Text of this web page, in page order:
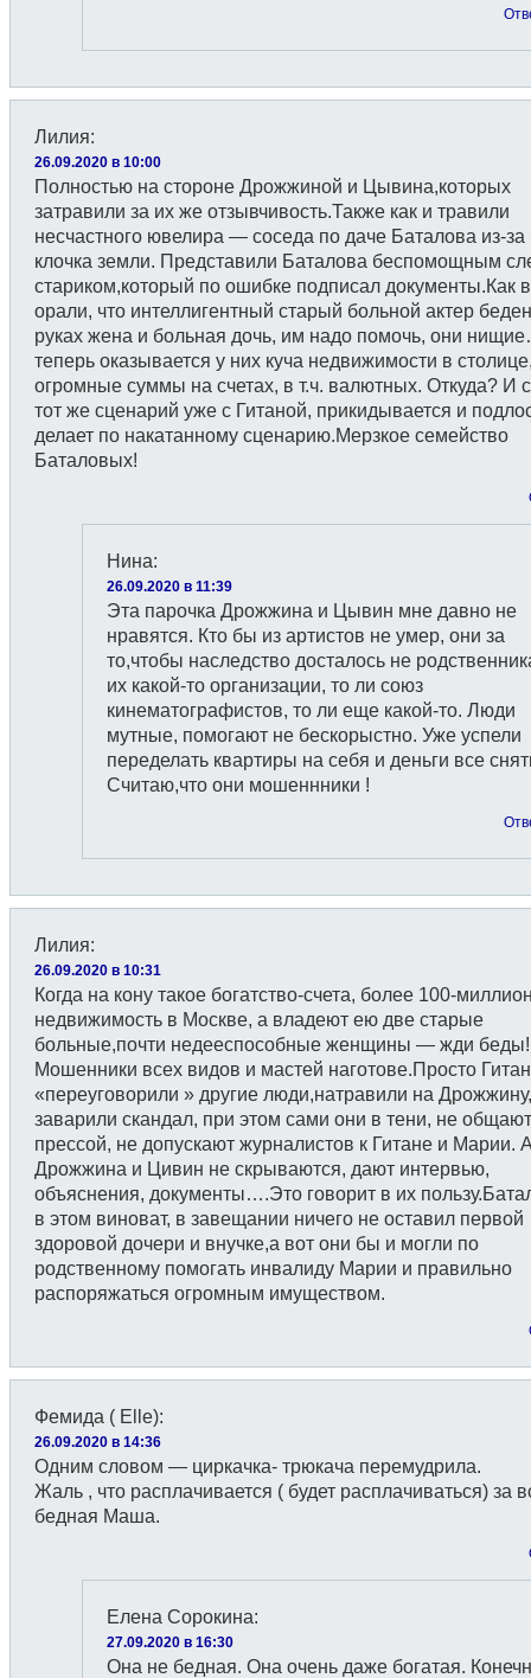
Лилия:
26.09.2020 в 10:00
Полностью на стороне Дрожжиной и Цывина,которых
затравили за их же отзывчивость.Также как и травили
несчастного ювелира — соседа по даче Баталова из-за
клочка земли. Представили Баталова беспомощным
стариком,который по ошибке подписал документы.Как
орали, что интеллигентный старый больной актер
руках жена и больная дочь, им надо помочь, они
теперь оказывается у них куча недвижимости в
огромные суммы на счетах, в т.ч. валютных. Откуда? И
тот же сценарий уже с Гитаной, прикидывается и
делает по накатанному сценарию.Мерзкое семейство
Баталовых!
Нина:
26.09.2020 в 11:39
Эта парочка Дрожжина и Цывин мне давно не
нравятся. Кто бы из артистов не умер, они за
то,чтобы наследство досталось не
их какой-то организации, то ли союз
кинематографистов, то ли еще какой-то. Люди
мутные, помогают не бескорыстно. Уже успели
переделать квартиры на себя и деньги все
Считаю,что они мошеннники !
Лилия:
26.09.2020 в 10:31
Когда на кону такое богатство-счета, более 100-
недвижимость в Москве, а владеют ею две старые
больные,почти недееспособные женщины — жди беды!
Мошенники всех видов и мастей наготове.Просто
«переуговорили » другие люди,натравили на Дрожжину,
заварили скандал, при этом сами они в тени, не
прессой, не допускают журналистов к Гитане и Марии.
Дрожжина и Цивин не скрываются, дают интервью,
объяснения, документы….Это говорит в их
в этом виноват, в завещании ничего не оставил первой
здоровой дочери и внучке,а вот они бы и могли по
родственному помогать инвалиду Марии и правильно
распоряжаться огромным имуществом.
Фемида ( Еlle):
26.09.2020 в 14:36
Одним словом — циркачка- трюкача перемудрила.
Жаль , что расплачивается ( будет расплачиваться) за
бедная Маша.
Елена Сорокина:
27.09.2020 в 16:30
Она не бедная. Она очень даже богатая.